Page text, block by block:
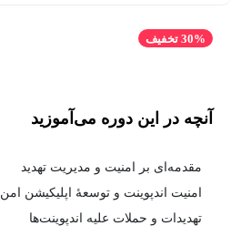
30% تخفیف
آنچه در این دوره می‌آموزید
مقدمه‌ای بر امنیت و مدیریت تهدید
امنیت اندپوینت و توسعۀ اپلیکیشن امن
تهدیدات و حملات علیه اندپوینت‌ها